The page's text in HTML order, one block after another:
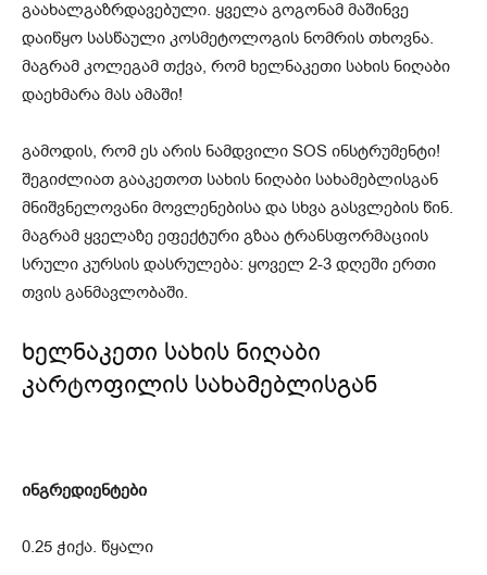
გაახალგაზრდავებული. ყველა გოგონამ მაშინვე
დაიწყო სასწაული კოსმეტოლოგის ნომრის თხოვნა.
მაგრამ კოლეგამ თქვა, რომ ხელნაკეთი სახის ნიღაბი
დაეხმარა მას ამაში!
გამოდის, რომ ეს არის ნამდვილი SOS ინსტრუმენტი!
შეგიძლიათ გააკეთოთ სახის ნიღაბი სახამებლისგან
მნიშვნელოვანი მოვლენებისა და სხვა გასვლების წინ.
მაგრამ ყველაზე ეფექტური გზაა ტრანსფორმაციის
სრული კურსის დასრულება: ყოველ 2-3 დღეში ერთი
თვის განმავლობაში.
ხელნაკეთი სახის ნიღაბი
კარტოფილის სახამებლისგან
ინგრედიენტები
0.25 ჭიქა. წყალი